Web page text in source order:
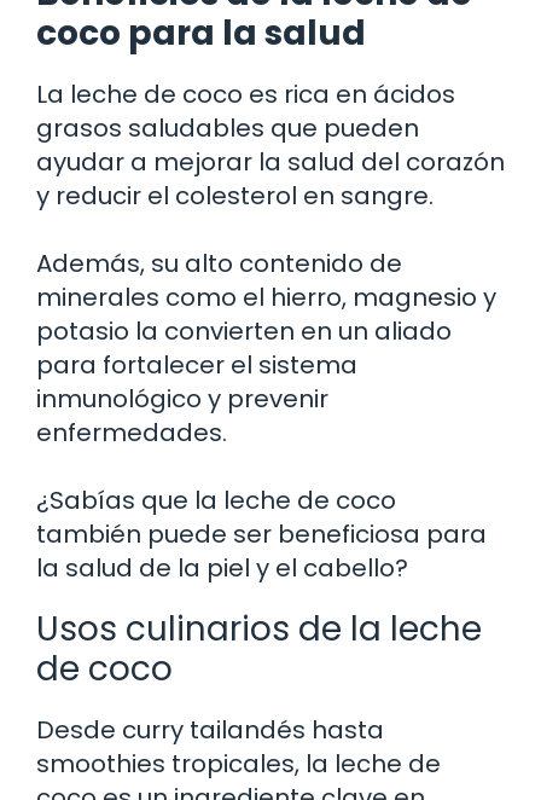
coco para la salud
La leche de coco es rica en ácidos
grasos saludables que pueden
ayudar a mejorar la salud del corazón
y reducir el colesterol en sangre.
Además, su alto contenido de
minerales como el hierro, magnesio y
potasio la convierten en un aliado
para fortalecer el sistema
inmunológico y prevenir
enfermedades.
¿Sabías que la leche de coco
también puede ser beneficiosa para
la salud de la piel y el cabello?
Usos culinarios de la leche
de coco
Desde curry tailandés hasta
smoothies tropicales, la leche de